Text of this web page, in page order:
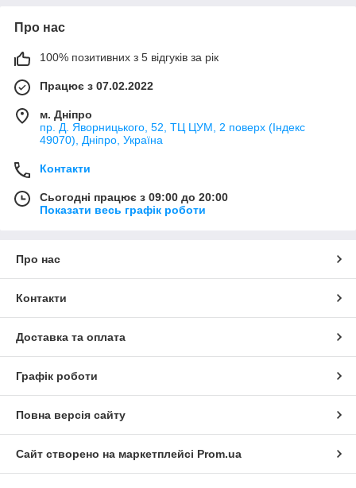
Про нас
100% позитивних з 5 відгуків за рік
Працює з 07.02.2022
м. Дніпро
пр. Д. Яворницького, 52, ТЦ ЦУМ, 2 поверх (Індекс
49070), Дніпро, Україна
Контакти
Сьогодні працює з 09:00 до 20:00
Показати весь графік роботи
Про нас
Контакти
Доставка та оплата
Графік роботи
Повна версія сайту
Сайт створено на маркетплейсі Prom.ua